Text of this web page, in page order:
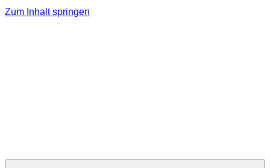
Zum Inhalt springen